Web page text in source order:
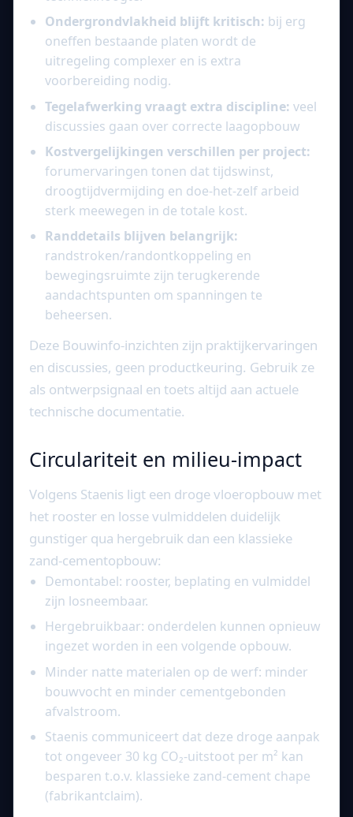
Ondergrondvlakheid blijft kritisch: bij erg
oneffen bestaande platen wordt de
uitregeling complexer en is extra
voorbereiding nodig.
Tegelafwerking vraagt extra discipline: veel
discussies gaan over correcte laagopbouw
Kostvergelijkingen verschillen per project:
forumervaringen tonen dat tijdswinst,
droogtijdvermijding en doe-het-zelf arbeid
sterk meewegen in de totale kost.
Randdetails blijven belangrijk:
randstroken/randontkoppeling en
bewegingsruimte zijn terugkerende
aandachtspunten om spanningen te
beheersen.
Deze Bouwinfo-inzichten zijn praktijkervaringen
en discussies, geen productkeuring. Gebruik ze
als ontwerpsignaal en toets altijd aan actuele
technische documentatie.
Circulariteit en milieu-impact
Volgens Staenis ligt een droge vloeropbouw met
het rooster en losse vulmiddelen duidelijk
gunstiger qua hergebruik dan een klassieke
zand-cementopbouw:
Demontabel: rooster, beplating en vulmiddel
zijn losneembaar.
Hergebruikbaar: onderdelen kunnen opnieuw
ingezet worden in een volgende opbouw.
Minder natte materialen op de werf: minder
bouwvocht en minder cementgebonden
afvalstroom.
Staenis communiceert dat deze droge aanpak
tot ongeveer 30 kg CO₂-uitstoot per m² kan
besparen t.o.v. klassieke zand-cement chape
(fabrikantclaim).